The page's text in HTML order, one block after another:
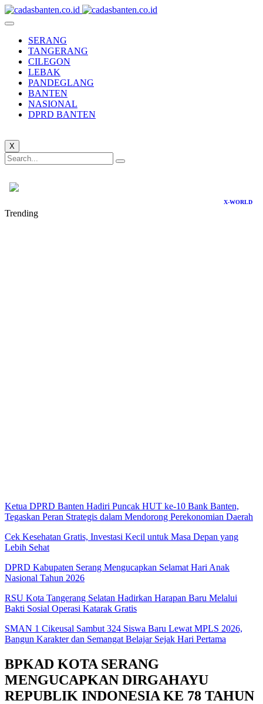
SERANG
TANGERANG
CILEGON
LEBAK
PANDEGLANG
BANTEN
NASIONAL
DPRD BANTEN
X
X-WORLD
Trending
Ketua DPRD Banten Hadiri Puncak HUT ke-10 Bank Banten,
Tegaskan Peran Strategis dalam Mendorong Perekonomian Daerah
Cek Kesehatan Gratis, Investasi Kecil untuk Masa Depan yang
Lebih Sehat
DPRD Kabupaten Serang Mengucapkan Selamat Hari Anak
Nasional Tahun 2026
RSU Kota Tangerang Selatan Hadirkan Harapan Baru Melalui
Bakti Sosial Operasi Katarak Gratis
SMAN 1 Cikeusal Sambut 324 Siswa Baru Lewat MPLS 2026,
Bangun Karakter dan Semangat Belajar Sejak Hari Pertama
BPKAD KOTA SERANG
MENGUCAPKAN DIRGAHAYU
REPUBLIK INDONESIA KE 78 TAHUN